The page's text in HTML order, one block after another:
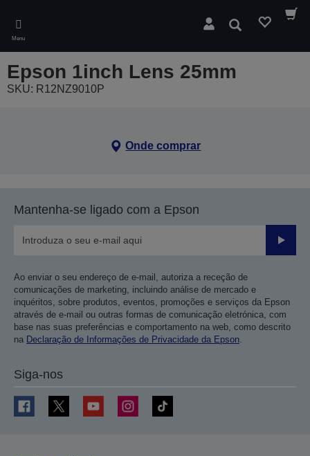
main
content
Menu
Pesquisar
Epson 1inch Lens 25mm
SKU: R12NZ9010P
Onde comprar
Mantenha-se ligado com a Epson
Enviar
Ao enviar o seu endereço de e-mail, autoriza a receção de
comunicações de marketing, incluindo análise de mercado e
inquéritos, sobre produtos, eventos, promoções e serviços da Epson
através de e-mail ou outras formas de comunicação eletrónica, com
base nas suas preferências e comportamento na web, como descrito
na Declaração de Informações de Privacidade da Epson.
Siga-nos